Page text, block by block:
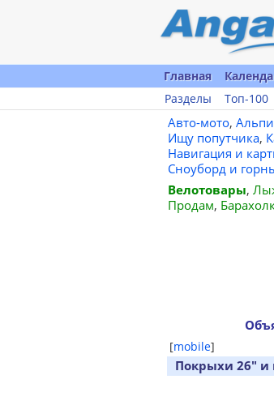
Главная
Разделы
Топ-100
Авто-мото,
Ищу попутчика,
Навигация и
Сноуборд и
Велотовары,
Продам,
[mobile]
Покрыхи 26" и